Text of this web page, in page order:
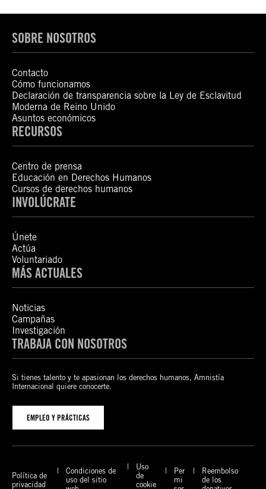
SOBRE NOSOTROS
Contacto
Cómo funcionamos
Declaración de transparencia sobre la Ley de Esclavitud
Moderna de Reino Unido
Asuntos económicos
RECURSOS
Centro de prensa
Educación en Derechos Humanos
Cursos de derechos humanos
INVOLÚCRATE
Únete
Actúa
Voluntariado
MÁS ACTUALES
Noticias
Campañas
Investigación
TRABAJA CON NOSOTROS
Si tienes talento y te apasionan los derechos humanos, Amnistía
Internacional quiere conocerte.
EMPLEO Y PRÁCTICAS
Política de
privacidad
Condiciones de
uso del sitio
Uso
de
cookie
Per
mi
Reembolso
de los